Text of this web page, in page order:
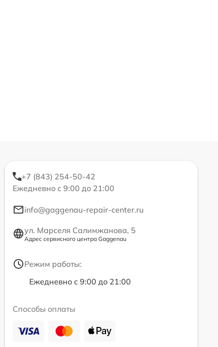
+7 (843) 254-50-42
Ежедневно с 9:00 до 21:00
info@gaggenau-repair-center.ru
ул. Марселя Салимжанова, 5
Адрес сервисного центра Gaggenau
Режим работы:
Ежедневно с 9:00 до 21:00
Способы оплаты